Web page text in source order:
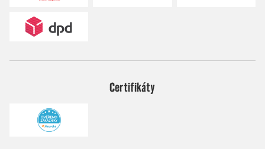
Certifikáty